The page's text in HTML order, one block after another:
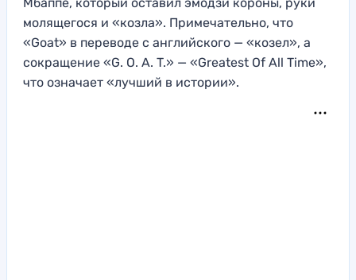
Мбаппе, который оставил эмодзи короны, руки
молящегося и «козла». Примечательно, что
«Goat» в переводе с английского — «козел», а
сокращение «G. O. A. T.» — «Greatest Of All Time»,
что означает «лучший в истории».